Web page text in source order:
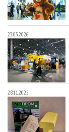
23.03.2026
28.11.2025